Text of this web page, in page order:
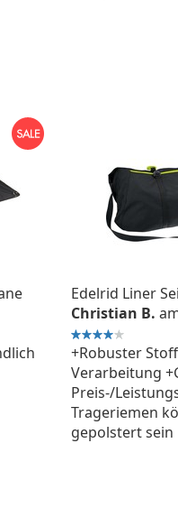
Edelrid Liner
Christian B.
+Robuster
Verarbeitung
Preis-/
Trageriemen
gepolstert sein